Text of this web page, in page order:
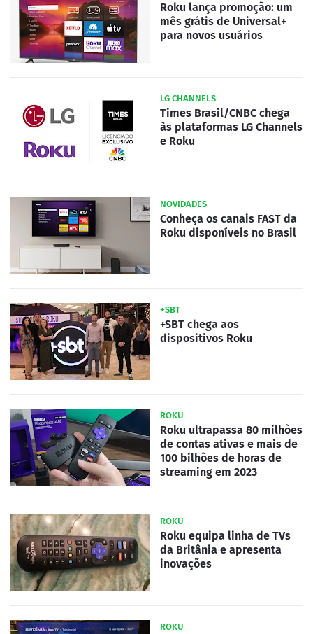
Roku lança promoção: um
mês grátis de Universal+
para novos usuários
LG CHANNELS
Times Brasil/CNBC chega
às plataformas LG Channels
e Roku
NOVIDADES
Conheça os canais FAST da
Roku disponíveis no Brasil
+SBT
+SBT chega aos
dispositivos Roku
ROKU
Roku ultrapassa 80 milhões
de contas ativas e mais de
100 bilhões de horas de
streaming em 2023
ROKU
Roku equipa linha de TVs
da Britânia e apresenta
inovações
ROKU